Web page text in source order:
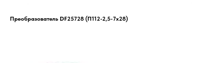
Преобразователь DF25728 (П112-2,5-7x28)